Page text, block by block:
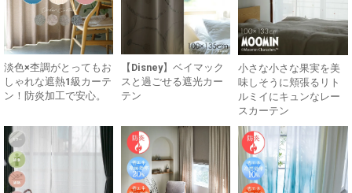
淡色×杢調がとってもお
しゃれな遮熱1級カーテ
ン！防炎加工で安心。
【Disney】ベイマック
スと過ごせる遮光カー
テン
小さな小さな果実を美
味しそうに頬張るリト
ルミイにキュンなレー
スカーテン